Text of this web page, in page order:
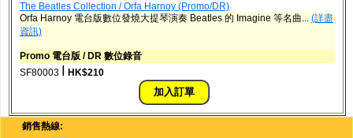
The Beatles Collection / Orfa Harnoy (Promo/DR)
Orfa Harnoy 電台版數位發燒大提琴演奏 Beatles 的 Imagine 等名曲... (詳盡
資訊)
Promo 電台版 / DR 數位錄音
SF80003
HK$210
銷售熱線: